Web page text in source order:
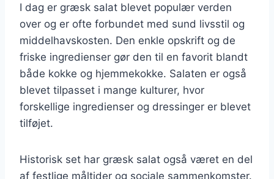
I dag er græsk salat blevet populær verden
over og er ofte forbundet med sund livsstil og
middelhavskosten. Den enkle opskrift og de
friske ingredienser gør den til en favorit blandt
både kokke og hjemmekokke. Salaten er også
blevet tilpasset i mange kulturer, hvor
forskellige ingredienser og dressinger er blevet
tilføjet.
Historisk set har græsk salat også været en del
af festlige måltider og sociale sammenkomster.